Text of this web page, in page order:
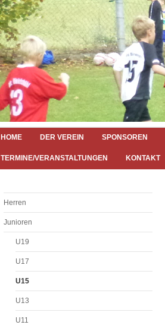
HOME DER VEREIN SPONSOREN
TERMINE/VERANSTALTUNGEN KONTAKT
Herren
Junioren
U19
U17
U15
U13
U11